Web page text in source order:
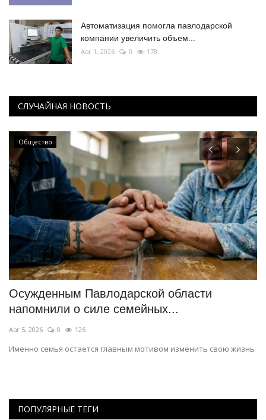
Автоматизация помогла павлодарской
компании увеличить объем...
Авг 1, 2026 0 178
СЛУЧАЙНАЯ НОВОСТЬ
Общество
Осужденным Павлодарской области
напомнили о силе семейных...
Авг 5, 2026 0 126
Именно семья остается главным мотивом изменить свою жизнь
ПОПУЛЯРНЫЕ ТЕГИ